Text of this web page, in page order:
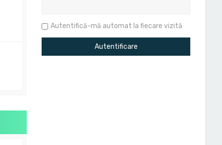
Autentifică-mă automat la fiecare vizită